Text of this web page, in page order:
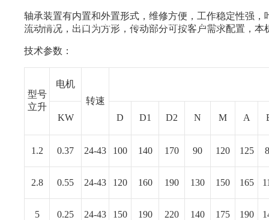
轴承装置有内置和外置形式，维修方便，工作稳定性强
流动情况，出口为方形，传动部分可按客户需求配置，
技术参数：
型号
立升
电机
转速
KW
D D1 D2 N M Α
1.2 0.37 24-43 100 140 170 90 120 125
2.8 0.55 24-43 120 160 190 130 150 165
5 0.25 24-43 150 190 220 140 175 190
Danyang Renzhong Machinery Technology Co., Ltd